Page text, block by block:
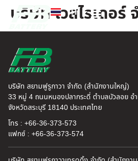
TH
EN
บริษัท เวสไรเดอร์
บริษัท สยามฟูรูกาวา จำกัด (สำนักงานใหญ่)
33 หมู่ 4 ถนนหนองปลากระดี่ ตำบลบัวลอย อ
จังหวัดสระบุรี 18140 ประเทศไทย
โทร : +66-36-373-573
แฟกซ์ : +66-36-373-574